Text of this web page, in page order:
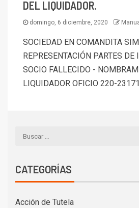
DEL LIQUIDADOR.
domingo, 6 diciembre, 2020
SOCIEDAD EN COMANDITA
REPRESENTACIÓN PARTES DE
SOCIO FALLECIDO -
LIQUIDADOR OFICIO 220-
CATEGORÍAS
Acción de Tutela